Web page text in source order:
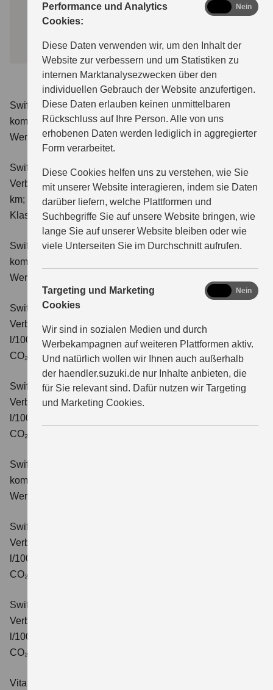
Performance und Analytics
Cookies:
Diese Daten verwenden wir, um den Inhalt der
Website zur verbessern und um Statistiken zu
internen Marktanalysezwecken über den
individuellen Gebrauch der Website anzufertigen.
Diese Daten erlauben keinen unmittelbaren
Rückschluss auf Ihre Person. Alle von uns
erhobenen Daten werden lediglich in aggregierter
Form verarbeitet.
Diese Cookies helfen uns zu verstehen, wie Sie
mit unserer Website interagieren, indem sie Daten
darüber liefern, welche Plattformen und
Suchbegriffe Sie auf unsere Website bringen, wie
lange Sie auf unserer Website bleiben oder wie
viele Unterseiten Sie im Durchschnitt aufrufen.
analyticsNein
Targeting und Marketing
Cookies
Wir sind in sozialen Medien und durch
Werbekampagnen auf weiteren Plattformen aktiv.
Und natürlich wollen wir Ihnen auch außerhalb
der haendler.suzuki.de nur Inhalte anbieten, die
für Sie relevant sind. Dafür nutzen wir Targeting
und Marketing Cookies.
marketing
Nein
Swift 1.2 DUALJET HYBRID ClubVerbrauchswerte:
kombinierter Energieverbrauch 4,4 l/100km; kombinierter
Wert der CO₂-Emission: 98 g/km; CO₂-Klasse: C.
Swift 1.2 DUALJET HYBRID ALLGRIP Club
Verbrauchswerte: kombinierter Energieverbrauch 4,9 l/100
km; kombinierter Wert der CO₂-Emission: 111 g/km; CO₂-
Klasse: C.
Swift 1.2 DUALJET HYBRID ComfortVerbrauchswerte:
kombinierter Energieverbrauch 4,4 l/100km; kombinierter
Wert der CO₂-Emission: 99 g/km; CO₂-Klasse: C.
Swift 1.2 DUALJET HYBRID CVT Comfort
Verbrauchswerte: kombinierter Energieverbrauch 4,7
l/100km; kombinierter Wert der CO₂-Emission: 106 g/km;
CO₂-Klasse: C.
Swift 1.2 DUALJET HYBRID ALLGRIP Comfort
Verbrauchswerte: kombinierter Energieverbrauch 4,9
l/100km; kombinierter Wert der CO₂-Emission: 110 g/km;
CO₂-Klasse: C.
Swift 1.2 DUALJET HYBRID Comfort+
kombinierter Energieverbrauch 4,4 l/100km; kombinierter
Wert der CO₂-Emission: 99 g/km; CO₂-Klasse: C.
Swift 1.2 DUALJET HYBRID CVT Comfort+
Verbrauchswerte: kombinierter Energieverbrauch 4,7
l/100km; kombinierter Wert der CO₂-Emission: 106 g/km;
CO₂-Klasse: C.
Swift 1.2 DUALJET HYBRID ALLGRIP Comfort+
Verbrauchswerte: kombinierter Energieverbrauch 4,9
l/100km; kombinierter Wert der CO₂-Emission: 110 g/km;
CO₂-Klasse: C.
Vitara 1.4 BOOSTERJET HYBRID Club